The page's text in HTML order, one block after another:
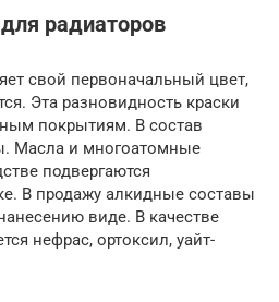
радиаторов
свой первоначальный цвет,
Эта разновидность краски
покрытиям. В состав
Масла и многоатомные
подвергаются
В продажу алкидные составы
виде. В качестве
нефрас, ортоксил, уайт-